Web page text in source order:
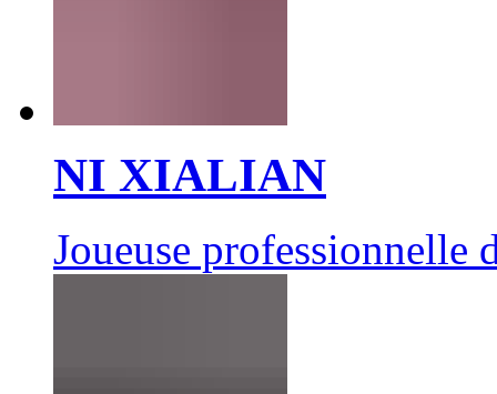
NI XIALIAN
Joueuse professionnelle